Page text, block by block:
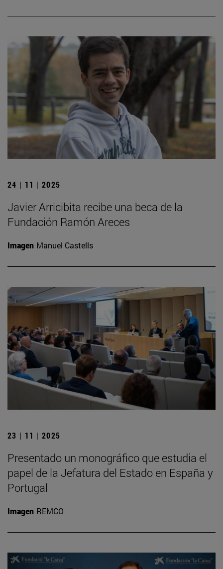
24 | 11 | 2025
Javier Arricibita recibe una beca de la
Fundación Ramón Areces
Imagen Manuel Castells
23 | 11 | 2025
Presentado un monográfico que estudia el
papel de la Jefatura del Estado en España y
Portugal
Imagen REMCO